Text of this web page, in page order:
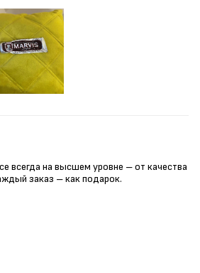
всегда на высшем уровне – от качества
заказ – как подарок.